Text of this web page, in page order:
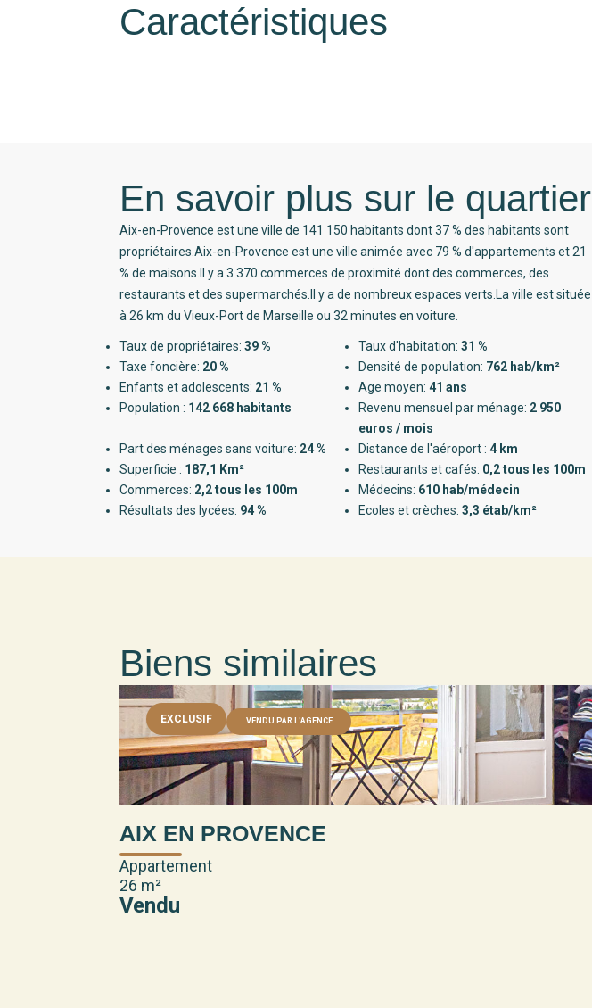
Caractéristiques
En savoir plus sur le quartier
Aix-en-Provence est une ville de 141 150 habitants dont 37 % des habitants sont
propriétaires.Aix-en-Provence est une ville animée avec 79 % d'appartements et 21
% de maisons.Il y a 3 370 commerces de proximité dont des commerces, des
restaurants et des supermarchés.Il y a de nombreux espaces verts.La ville est située
à 26 km du Vieux-Port de Marseille ou 32 minutes en voiture.
Taux de propriétaires:39 % Taux d'habitation:31 %
Taxe foncière: 20 % Densité de population: 762 hab/km²
Enfants et adolescents: 21 % Age moyen:41 ans
Population : 142 668 habitants Revenu mensuel par ménage: 2 950
euros / mois
Part des ménages sans voiture: 24 % Distance de l'aéroport :4 km
Superficie : 187,1 Km² Restaurants et cafés: 0,2 tous les 100m
Commerces: 2,2 tous les 100m Médecins: 610 hab/médecin
Résultats des lycées: 94 % Ecoles et crèches:3,3 étab/km²
Biens similaires
EXCLUSIF VENDU PAR L'AGENCE
AIX EN PROVENCE
Appartement
26 m²
Vendu